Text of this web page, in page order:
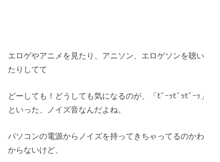
エロゲやアニメを見たり、アニソン、エロゲソンを聴い
たりしてて
どーしても！どうしても気になるのが、「ﾋﾞｰｯﾋﾞｯﾋﾞｰｯ」
といった、ノイズ音なんだよね。
パソコンの電源からノイズを持ってきちゃってるのかわ
からないけど、